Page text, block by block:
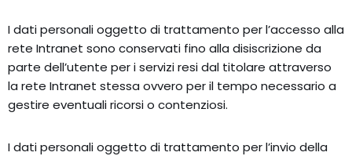
I dati personali oggetto di trattamento per l’accesso alla
rete Intranet sono conservati fino alla disiscrizione da
parte dell’utente per i servizi resi dal titolare attraverso
la rete Intranet stessa ovvero per il tempo necessario a
gestire eventuali ricorsi o contenziosi.
I dati personali oggetto di trattamento per l’invio della